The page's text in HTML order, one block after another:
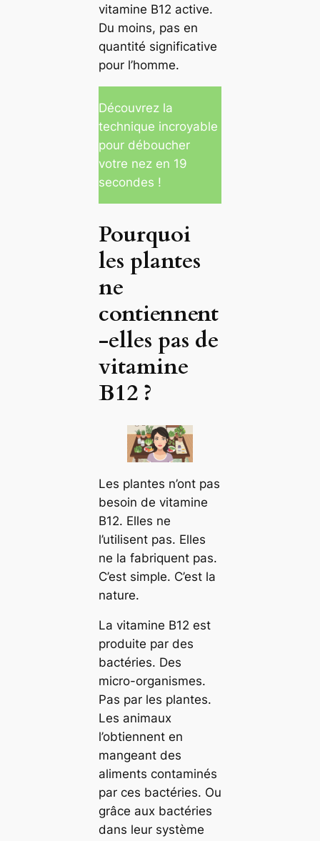
vitamine B12 active.
Du moins, pas en
quantité significative
pour l’homme.
Découvrez la
technique incroyable
pour déboucher
votre nez en 19
secondes !
Pourquoi
les plantes
ne
contiennent
-elles pas de
vitamine
B12 ?
Les plantes n’ont pas
besoin de vitamine
B12. Elles ne
l’utilisent pas. Elles
ne la fabriquent pas.
C’est simple. C’est la
nature.
La vitamine B12 est
produite par des
bactéries. Des
micro-organismes.
Pas par les plantes.
Les animaux
l’obtiennent en
mangeant des
aliments contaminés
par ces bactéries. Ou
grâce aux bactéries
dans leur système